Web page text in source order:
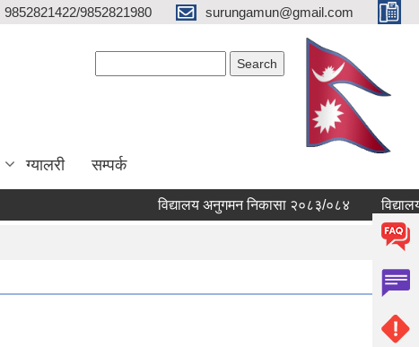
9852821422/9852821980 surungamun@gmail.com
ग्यालरी सम्पर्क
विद्यालय अनुगमन निकासा २०८३/०८४